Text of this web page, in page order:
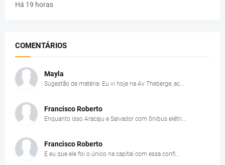
Há 19 horas
COMENTÁRIOS
Mayla
Sugestão de matéria: Eu vi hoje na Av Theberge, ac...
Francisco Roberto
Enquanto isso Aracaju e Salvador com ônibus elétri...
Francisco Roberto
E eu que ele foi o único na capital com essa confi...